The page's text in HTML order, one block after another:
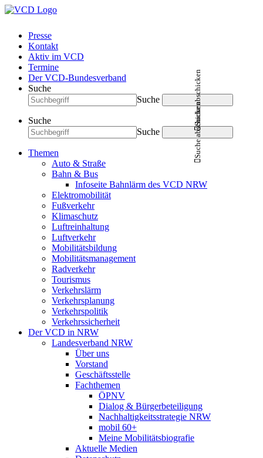
Presse
Kontakt
Aktiv im VCD
Termine
Der VCD-Bundesverband
Suche
Suche
Suche abschicken
Suche
Suche
Suche abschicken
Themen
Auto & Straße
Bahn & Bus
Infoseite Bahnlärm des VCD NRW
Elektromobilität
Fußverkehr
Klimaschutz
Luftreinhaltung
Luftverkehr
Mobilitätsbildung
Mobilitätsmanagement
Radverkehr
Tourismus
Verkehrslärm
Verkehrsplanung
Verkehrspolitik
Verkehrssicherheit
Der VCD in NRW
Landesverband NRW
Über uns
Vorstand
Geschäftsstelle
Fachthemen
ÖPNV
Dialog & Bürgerbeteiligung
Nachhaltigkeitsstrategie NRW
mobil 60+
Meine Mobilitätsbiografie
Aktuelle Medien